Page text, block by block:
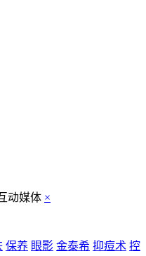
×
保养 眼影 金泰希 抑痘术 控